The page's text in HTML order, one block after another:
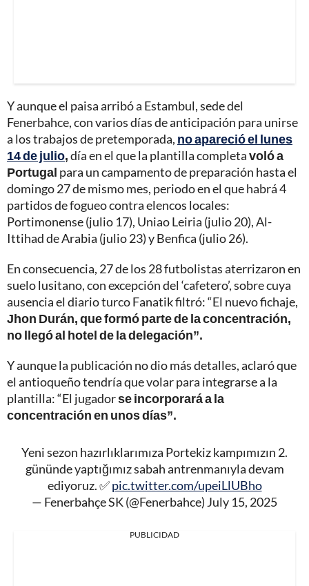
Y aunque el paisa arribó a Estambul, sede del
Fenerbahce, con varios días de anticipación para unirse
a los trabajos de pretemporada, no apareció el lunes
14 de julio,día en el que la plantilla completavoló a
Portugal para un campamento de preparación hasta el
domingo 27 de mismo mes, periodo en el que habrá 4
partidos de fogueo contra elencos locales:
Portimonense (julio 17), Uniao Leiria (julio 20), Al-
Ittihad de Arabia (julio 23) y Benfica (julio 26).
En consecuencia, 27 de los 28 futbolistas aterrizaron en
suelo lusitano, con excepción del ‘cafetero’, sobre cuya
ausencia el diario turco Fanatik filtró: “El nuevo fichaje,
Jhon Durán, que formó parte de la concentración,
no llegó al hotel de la delegación”.
Y aunque la publicación no dio más detalles, aclaró que
el antioqueño tendría que volar para integrarse a la
plantilla: “El jugadorse incorporará a la
concentración en unos días”.
Yeni sezon hazırlıklarımıza Portekiz kampımızın 2.
gününde yaptığımız sabah antrenmanıyla devam
ediyoruz. ✅pic.twitter.com/upeiLlUBho
— Fenerbahçe SK (@Fenerbahce) July 15, 2025
PUBLICIDAD